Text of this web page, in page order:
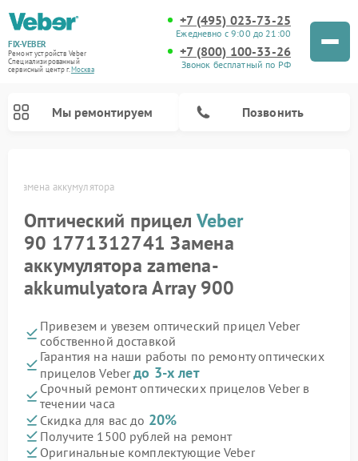
FIX-VEBER
Ремонт устройств Veber
Специализированный
cервисный центр г.Москва
+7 (495) 023-73-25
Ежедневно с 9:00 до 21:00
+7 (800) 100-33-26
Звонок бесплатный по РФ
Мы ремонтируем Позвонить
Замена аккумулятора
Оптический прицелVeber
90 1771312741 Замена
аккумулятора zamena-
akkumulyatora Array 900
Привезем и увезем оптический прицел Veber
собственной доставкой
Гарантия на наши работы по ремонту оптических
прицелов Veberдо 3-х лет
Срочный ремонт оптических прицелов Veber в
течении часа
Скидка для вас до 20%
Получите 1500 рублей на ремонт
Оригинальные комплектующие Veber